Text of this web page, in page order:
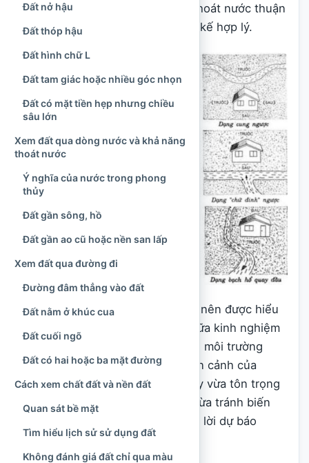
sử dụng tốt nếu địa chất vững, thoát nước thuận
lợi, pháp lý rõ ràng và được thiết kế hợp lý.
Vì vậy, xem đất theo phong thủy nên được hiểu
là quá trình đánh giá tổng hợp giữa kinh nghiệm
truyền thống, điều kiện tự nhiên, môi trường
sống, khả năng xây dựng và hoàn cảnh của
người sử dụng. Cách tiếp cận này vừa tôn trọng
giá trị văn hóa của phong thủy, vừa tránh biến
những quan niệm dân gian thành lời dự báo
tuyệt đối về tài lộc hay số phận.
Đất nở hậu
Đất thóp hậu
Đất hình chữ L
Đất tam giác hoặc nhiều góc nhọn
Đất có mặt tiền hẹp nhưng chiều
sâu lớn
Xem đất qua dòng nước và khả năng
thoát nước
Ý nghĩa của nước trong phong
thủy
Đất gần sông, hồ
Đất gần ao cũ hoặc nền san lấp
Xem đất qua đường đi
Đường đâm thẳng vào đất
Đất nằm ở khúc cua
Đất cuối ngõ
Đất có hai hoặc ba mặt đường
Cách xem chất đất và nền đất
Quan sát bề mặt
Tìm hiểu lịch sử sử dụng đất
Không đánh giá đất chỉ qua màu